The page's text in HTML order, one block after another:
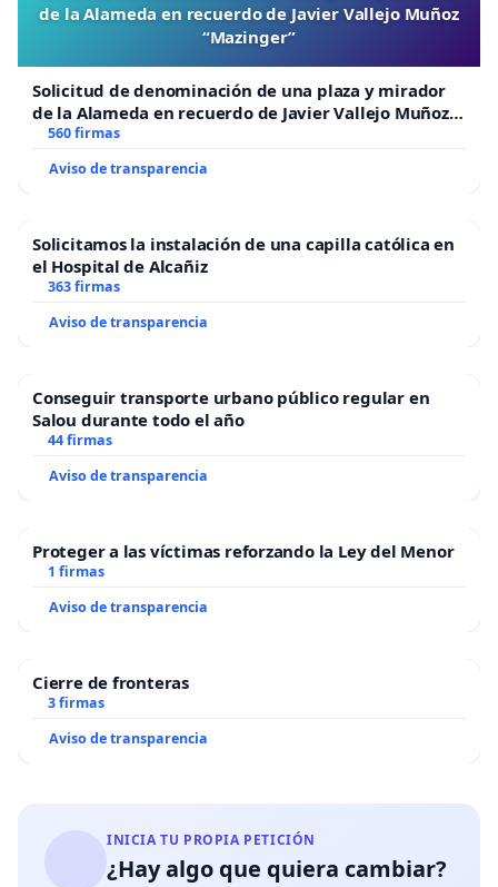
de la Alameda en recuerdo de Javier Vallejo Muñoz
“Mazinger”
Solicitud de denominación de una plaza y mirador
de la Alameda en recuerdo de Javier Vallejo Muñoz
“Mazinger”
560 firmas
Aviso de transparencia
Solicitamos la instalación de una capilla católica en
el Hospital de Alcañiz
363 firmas
Aviso de transparencia
Conseguir transporte urbano público regular en
Salou durante todo el año
44 firmas
Aviso de transparencia
Proteger a las víctimas reforzando la Ley del Menor
1 firmas
Aviso de transparencia
Cierre de fronteras
3 firmas
Aviso de transparencia
INICIA TU PROPIA PETICIÓN
¿Hay algo que quiera cambiar?